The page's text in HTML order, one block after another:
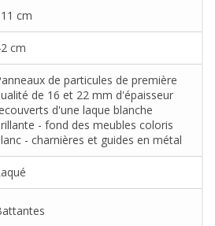
cm
cm
de particules de première
de 16 et 22 mm d'épaisseur
d'une laque blanche
- fond des meubles coloris
- charnières et guides en métal